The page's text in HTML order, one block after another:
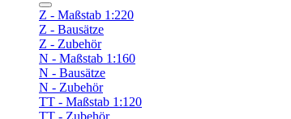
Z - Maßstab 1:220
Z - Bausätze
Z - Zubehör
N - Maßstab 1:160
N - Bausätze
N - Zubehör
TT - Maßstab 1:120
TT - Zubehör